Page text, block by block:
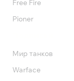
Free Fire
Pioner
Мир танков
Warface